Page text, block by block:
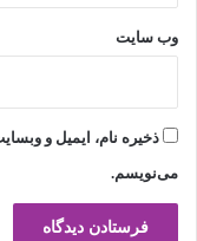
وب‌ سایت
ذخیره نام، ایمیل و
می‌نویسم.